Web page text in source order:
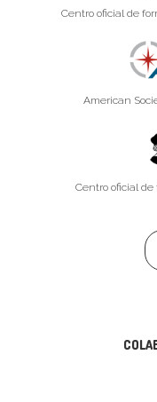
Centro oficial de
American
Centro oficial